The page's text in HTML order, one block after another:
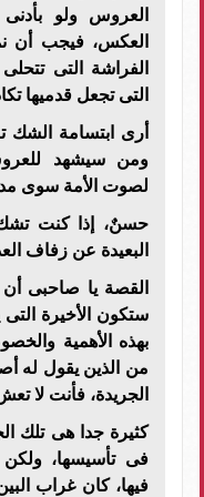
العروس ولو
العكس، فيجب أن
الفراشة التى
التى تجعل قدميها
أرى ابتسامة
ومن سيشهد
لصوت الأمة سوى
حسنٌ، إذا كنت
البعيدة عن زفاف
القصة يا صاحبى
ستكون الأخيرة
بهذه الأهمية
من الذين يقول له
الجريدة، فأنت لا
كثيرة جدا هى تلك
فى تأسيسها،
فيها، كان غراب